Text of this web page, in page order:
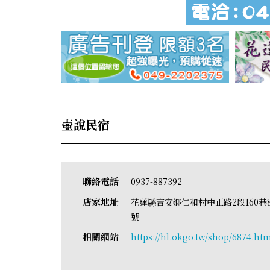
壺說民宿
聯絡電話 0937-887392
店家地址
花蓮縣吉安鄉仁和村中正路2段160巷
號
相關網站 https://hl.okgo.tw/shop/